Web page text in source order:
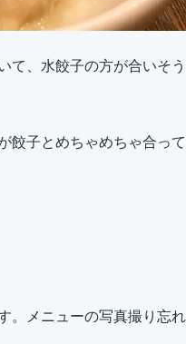
て、水餃子の方が合いそう
餃子とめちゃめちゃ合って
。メニューの写真撮り忘れ